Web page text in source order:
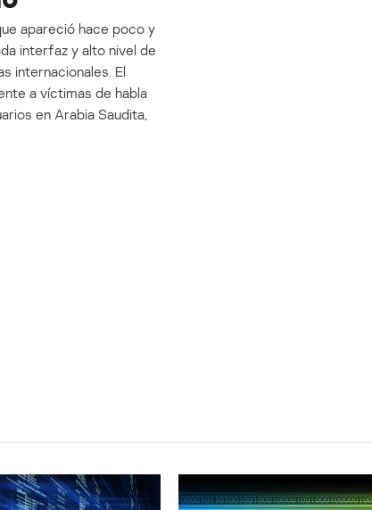
apareció hace poco y
interfaz y alto nivel de
internacionales. El
a víctimas de habla
en Arabia Saudita,